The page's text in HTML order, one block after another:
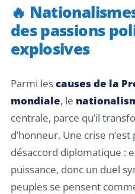
🔥
des passions
explosives
Parmi lescauses de la
mondiale, le
centrale, parce qu’il
d’honneur. Une crise
désaccord diplomatique :
puissance, donc un duel
peuples se pensent